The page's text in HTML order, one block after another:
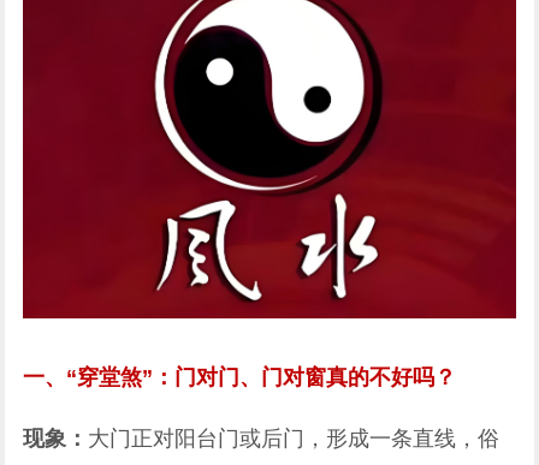
一、“穿堂煞”：门对门、门对窗真的不好吗？
现象： 大门正对阳台门或后门，形成一条直线，俗